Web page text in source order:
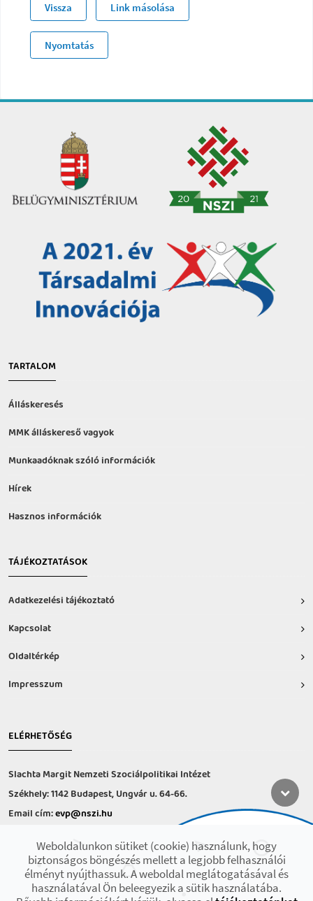
Vissza Link másolása
Nyomtatás
TARTALOM
Álláskeresés
MMK álláskereső vagyok
Munkaadóknak szóló információk
Hírek
Hasznos információk
TÁJÉKOZTATÁSOK
Adatkezelési tájékoztató
Kapcsolat
Oldaltérkép
Impresszum
ELÉRHETŐSÉG
Slachta Margit Nemzeti Szociálpolitikai Intézet
Székhely: 1142 Budapest, Ungvár u. 64-66.
Email cím:evp@nszi.hu
hétfő-csütörtök: 8:00-16:00
péntek: 8:00-14.00
Weboldalunkon sütiket (cookie) használunk, hogy
biztonságos böngészés mellett a legjobb felhasználói
élményt nyújthassuk. A weboldal meglátogatásával és
használatával Ön beleegyezik a sütik használatába.